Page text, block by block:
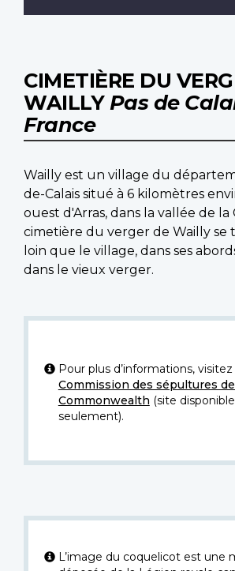
CIMETIÈRE DU
WAILLY Pas de
France
Wailly est un village du
de-Calais situé à 6 kilomètres
ouest d'Arras, dans la vallée de la
cimetière du verger de Wailly se
loin que le village, dans ses
dans le vieux verger.
Pour plus d’informations, visitez
Commission des sépultures
Commonwealth (site
seulement).
L’image du coquelicot est une